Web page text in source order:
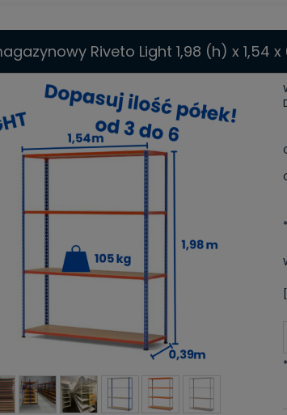
Riveto Light 1,98 (h) x 1,54
*
*